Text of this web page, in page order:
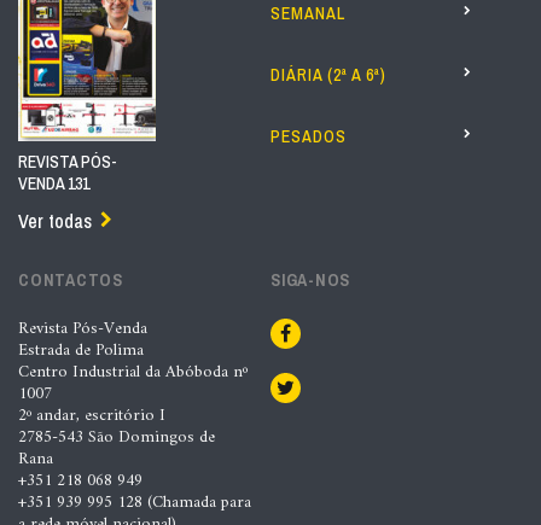
REVISTA PÓS-
VENDA 131
Ver todas
SEMANAL
DIÁRIA (2ª A 6ª)
PESADOS
CONTACTOS
Revista Pós-Venda
Estrada de Polima
Centro Industrial da Abóboda nº
1007
2º andar, escritório I
2785-543 São Domingos de
Rana
+351 218 068 949
+351 939 995 128 (Chamada para
SIGA-NOS